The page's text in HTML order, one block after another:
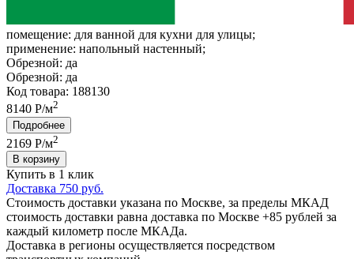
помещение: для ванной для кухни для улицы;
применение: напольный настенный;
Обрезной: да
Обрезной: да
Код товара: 188130
8140 Р/м2
Подробнее
2169 Р/м2
В корзину
Купить в 1 клик
Доставка 750 руб.
Стоимость доставки указана по Москве, за пределы МКАД
стоимость доставки равна доставка по Москве +85 рублей за
каждый километр после МКАДа.
Доставка в регионы осуществляется посредством